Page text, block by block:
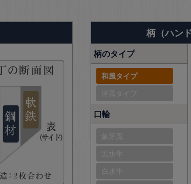
柄（ハン
柄のタイプ
和風タイプ
洋風タイプ
口輪
象牙風
黒水牛
白水牛